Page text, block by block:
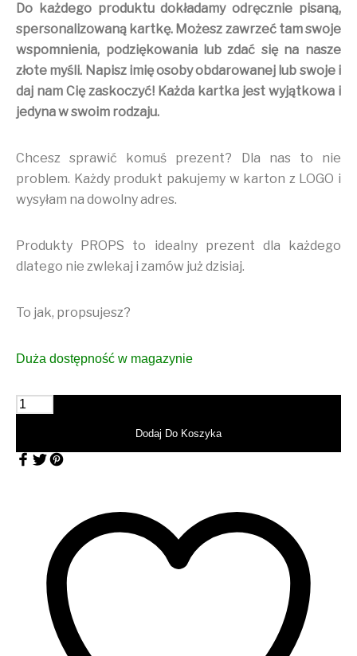
Do każdego produktudokładamy odręcznie pisaną,
spersonalizowaną kartkę. Możesz zawrzeć tam swoje
wspomnienia, podziękowania lub zdać się na nasze
złote myśli. Napisz imię osoby obdarowanej lub swoje i
daj nam Cię zaskoczyć! Każda kartka jest wyjątkowa i
jedyna w swoim rodzaju.
Chcesz sprawić komuś prezent? Dla nas to nie
problem. Każdy produkt pakujemy w karton z LOGO i
wysyłam na dowolny adres.
Produkty PROPS to idealny prezent dla każdego
dlatego nie zwlekaj i zamów już dzisiaj.
To jak, propsujesz?
Duża dostępność w magazynie
ilość PROPS Torebka damska shopper Azure
Dodaj Do Koszyka